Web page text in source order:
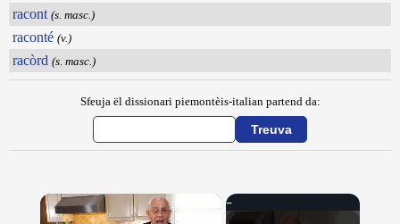
racont (s. masc.)
raconté (v.)
racòrd (s. masc.)
Sfeuja ël dissionari piemontèis-italian partend da: